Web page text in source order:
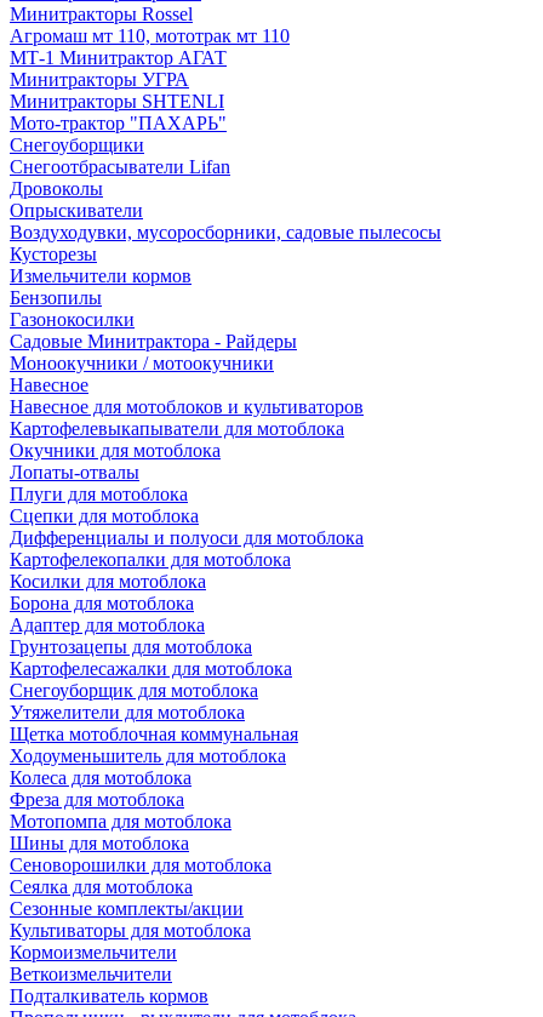
Минитракторы Rossel
Агромаш мт 110, мототрак мт 110
МТ-1 Минитрактор АГАТ
Минитракторы УГРА
Минитракторы SHTENLI
Мото-трактор "ПАХАРЬ"
Снегоуборщики
Снегоотбрасыватели Lifan
Дровоколы
Опрыскиватели
Воздуходувки, мусоросборники, cадовые пылесосы
Кусторезы
Измельчители кормов
Бензопилы
Газонокосилки
Садовые Минитрактора - Райдеры
Моноокучники / мотоокучники
Навесное
Навесное для мотоблоков и культиваторов
Картофелевыкапыватели для мотоблока
Окучники для мотоблока
Лопаты-отвалы
Плуги для мотоблока
Сцепки для мотоблока
Дифференциалы и полуоси для мотоблока
Картофелекопалки для мотоблока
Косилки для мотоблока
Борона для мотоблока
Адаптер для мотоблока
Грунтозацепы для мотоблока
Картофелесажалки для мотоблока
Снегоуборщик для мотоблока
Утяжелители для мотоблока
Щетка мотоблочная коммунальная
Ходоуменьшитель для мотоблока
Колеса для мотоблока
Фреза для мотоблока
Мотопомпа для мотоблока
Шины для мотоблока
Сеноворошилки для мотоблока
Сеялка для мотоблока
Сезонные комплекты/акции
Культиваторы для мотоблока
Кормоизмельчители
Веткоизмельчители
Подталкиватель кормов